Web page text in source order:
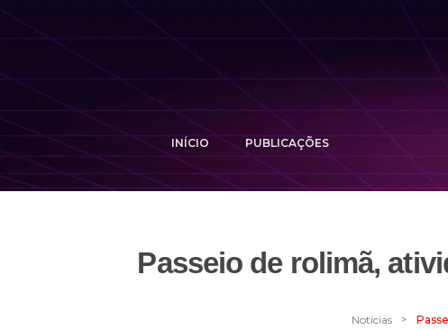
INÍCIO PUBLICAÇÕES
Passeio de rolimã,
Notícias >